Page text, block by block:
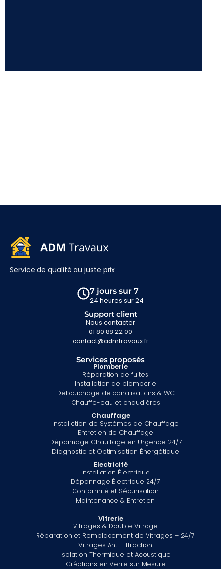
Service de qualité au juste prix
7 jours sur 7
24 heures sur 24
Support client
Nous contacter
01 80 88 22 00
contact@admtravaux.fr
Services proposés
Plomberie
Réparation de fuites
Installation de plomberie
Débouchage de canalisations & WC
Chauffe-eau et chaudières
Chauffage
Installation de Systèmes de Chauffage
Entretien de Chauffage
Dépannage Chauffage en Urgence 24/7
Diagnostic et Optimisation Énergétique
Electricité
Installation Électrique
Dépannage Électrique 24/7
Conformité et Sécurisation
Maintenance & Entretien
Vitrerie
Vitrages & Double Vitrage
Réparation et Remplacement de Vitrages – 24/7
Vitrages Anti-Effraction
Isolation Thermique et Acoustique
Créations en Verre sur Mesure